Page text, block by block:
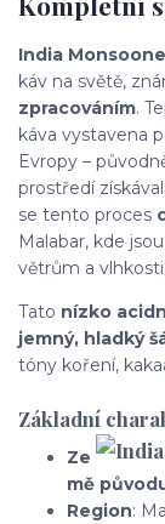
India
káv na světě,
zpracováním.
káva vystavena
Evropy –
prostředí
se tento proces
Malabar, kde
větrům a
Tato nízko
jemný, hladký
tóny koření,
Základní
Ze
mě
Region: